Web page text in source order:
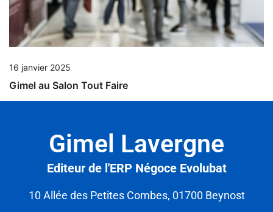
16 janvier 2025
Gimel au Salon Tout Faire
Gimel Lavergne
Editeur de l'ERP Négoce Evolubat
10 Allée des Petites Combes, 01700 Beynost